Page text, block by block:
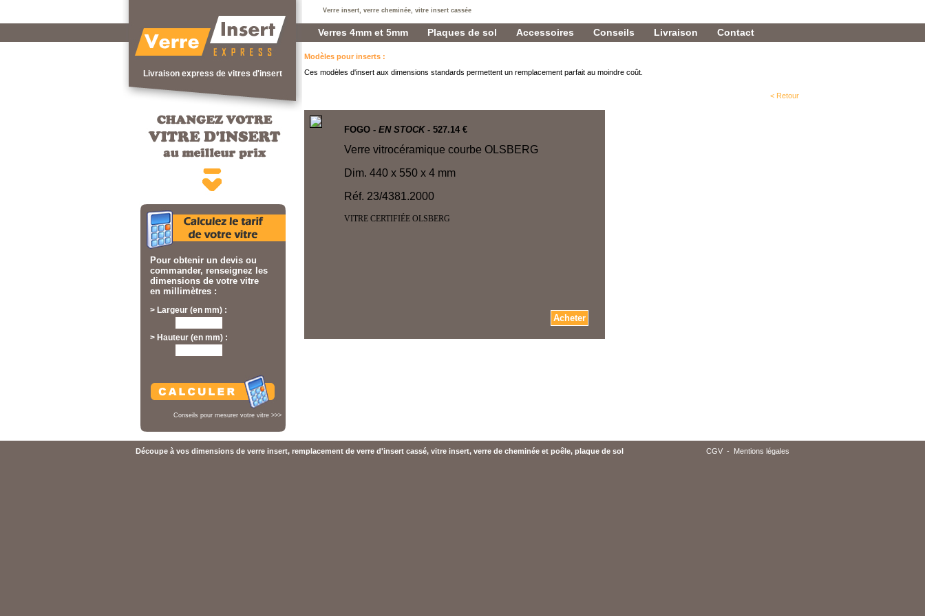
Livraison express de vitres d'insert
Pour obtenir un devis ou
commander, renseignez les
dimensions de votre vitre
en millimètres :
> Largeur (en mm) :
> Hauteur (en mm) :
Conseils pour mesurer votre vitre >>>
Verre insert, verre cheminée, vitre insert cassée
Verres 4mm et 5mm Plaques de sol Accessoires Conseils Livraison Contact
Modèles pour inserts :
Ces modèles d'insert aux dimensions standards permettent un remplacement parfait au moindre coût.
< Retour
FOGO - EN STOCK- 527.14 €
Verre vitrocéramique courbe OLSBERG
Dim. 440 x 550 x 4 mm
Réf. 23/4381.2000
VITRE CERTIFIÉE OLSBERG
CGV - Mentions légales
Découpe à vos dimensions de verre insert, remplacement de verre d'insert cassé, vitre insert, verre de cheminée et poêle, plaque de sol